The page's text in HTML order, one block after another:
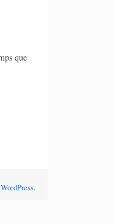
que
WordPress.